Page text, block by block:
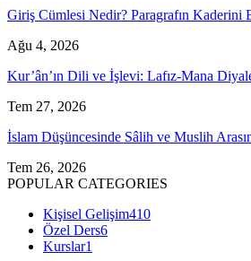
Giriş Cümlesi Nedir? Paragrafın
Ağu 4, 2026
Kur’ân’ın Dili ve İşlevi: Lafız-Mana
Tem 27, 2026
İslam Düşüncesinde Sâlih ve Muslih
Tem 26, 2026
POPULAR CATEGORIES
Kişisel Gelişim410
Özel Ders6
Kurslar1